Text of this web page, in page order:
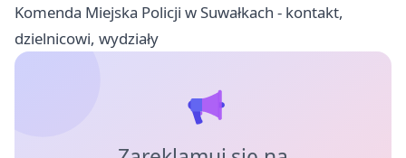
Komenda Miejska Policji w Suwałkach - kontakt,
dzielnicowi, wydziały